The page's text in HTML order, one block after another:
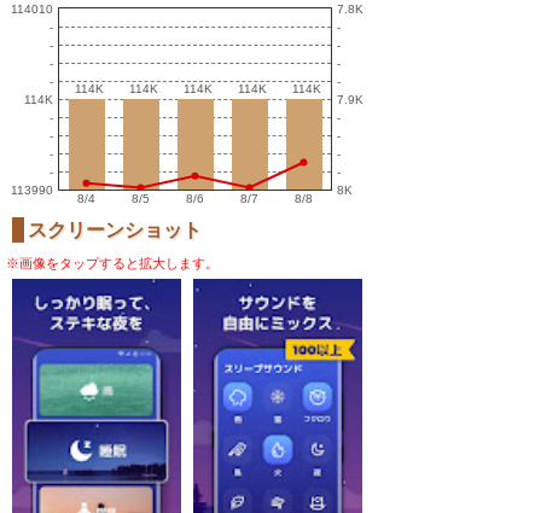
114010
-
-
-
-
114K
-
-
-
-
113990
114K
114K 114K
114K 114K
114K 114K
114K 114K
114K
8/4 8/5 8/6 8/7 8/8
7.8K
-
-
-
-
7.9K
-
-
-
-
8K
スクリーンショット
※画像をタップすると拡大します。